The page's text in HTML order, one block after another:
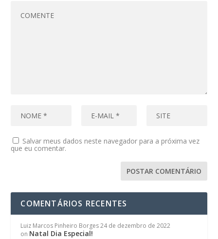
Salvar meus dados neste navegador para a próxima vez
que eu comentar.
COMENTÁRIOS RECENTES
Luiz Marcos Pinheiro Borges 24 de dezembro de 2022
on Natal Dia Especial!